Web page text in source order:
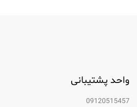
واحد پشتیبانی
09120515457